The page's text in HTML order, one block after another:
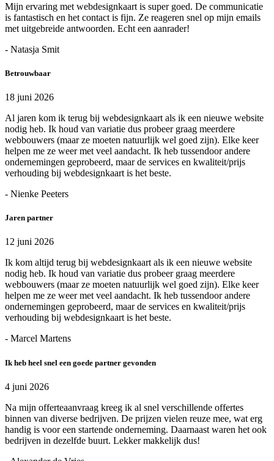
Mijn ervaring met webdesignkaart is super goed. De communicatie
is fantastisch en het contact is fijn. Ze reageren snel op mijn emails
met uitgebreide antwoorden. Echt een aanrader!
- Natasja Smit
Betrouwbaar
18 juni 2026
Al jaren kom ik terug bij webdesignkaart als ik een nieuwe website
nodig heb. Ik houd van variatie dus probeer graag meerdere
webbouwers (maar ze moeten natuurlijk wel goed zijn). Elke keer
helpen me ze weer met veel aandacht. Ik heb tussendoor andere
ondernemingen geprobeerd, maar de services en kwaliteit/prijs
verhouding bij webdesignkaart is het beste.
- Nienke Peeters
Jaren partner
12 juni 2026
Ik kom altijd terug bij webdesignkaart als ik een nieuwe website
nodig heb. Ik houd van variatie dus probeer graag meerdere
webbouwers (maar ze moeten natuurlijk wel goed zijn). Elke keer
helpen me ze weer met veel aandacht. Ik heb tussendoor andere
ondernemingen geprobeerd, maar de services en kwaliteit/prijs
verhouding bij webdesignkaart is het beste.
- Marcel Martens
Ik heb heel snel een goede partner gevonden
4 juni 2026
Na mijn offerteaanvraag kreeg ik al snel verschillende offertes
binnen van diverse bedrijven. De prijzen vielen reuze mee, wat erg
handig is voor een startende onderneming. Daarnaast waren het ook
bedrijven in dezelfde buurt. Lekker makkelijk dus!